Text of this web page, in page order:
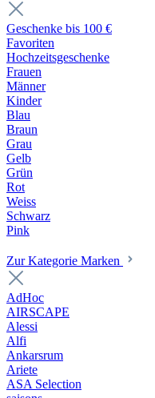
Geschenke bis 100 €
Favoriten
Hochzeitsgeschenke
Frauen
Männer
Kinder
Blau
Braun
Grau
Gelb
Grün
Rot
Weiss
Schwarz
Pink
Zur Kategorie Marken
AdHoc
AIRSCAPE
Alessi
Alfi
Ankarsrum
Ariete
ASA Selection